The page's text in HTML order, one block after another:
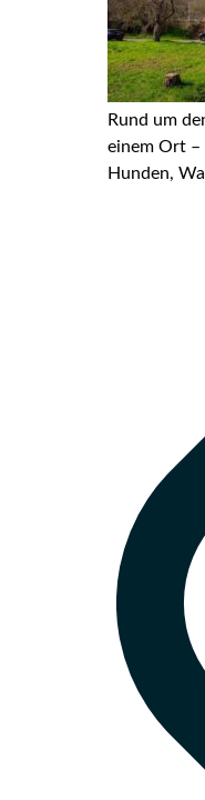
Rund um
einem Ort –
Hunden,